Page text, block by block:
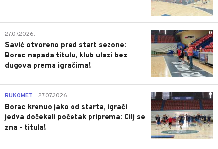
0
27.07.2026.
Savić otvoreno pred start sezone:
Borac napada titulu, klub ulazi bez
dugova prema igračima!
0
RUKOMET 27.07.2026.
Borac krenuo jako od starta, igrači
jedva dočekali početak priprema: Cilj se
zna - titula!